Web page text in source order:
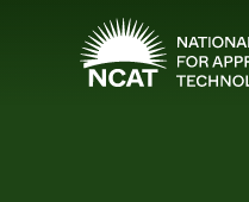
Ir al contenido principal